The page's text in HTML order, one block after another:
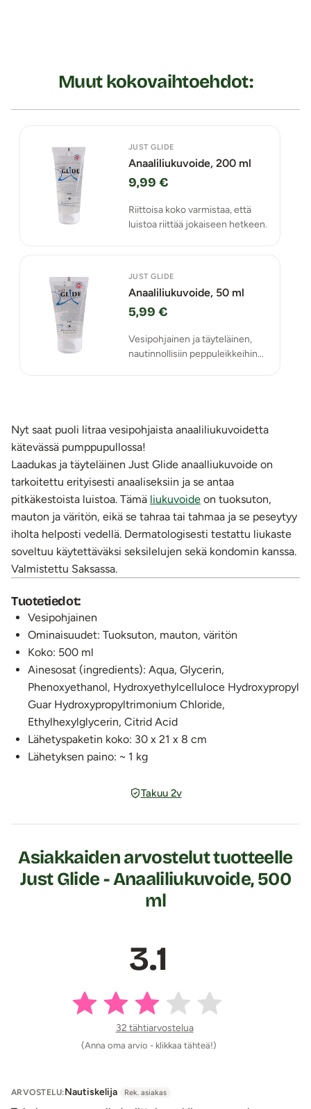
Muut kokovaihtoehdot:
JUST GLIDE
Anaaliliukuvoide, 200 ml
9,99 €
Riittoisa koko varmistaa, että
luistoa riittää jokaiseen hetkeen.
JUST GLIDE
Anaaliliukuvoide, 50 ml
5,99 €
Vesipohjainen ja täyteläinen,
nautinnollisiin peppuleikkeihin
Nyt saat puoli litraa vesipohjaista anaaliliukuvoidetta
kätevässä pumppupullossa!
Laadukas ja täyteläinen Just Glide anaalliukuvoide on
tarkoitettu erityisesti anaaliseksiin ja se antaa
pitkäkestoista luistoa. Tämä liukuvoide on tuoksuton,
mauton ja väritön, eikä se tahraa tai tahmaa ja se peseytyy
iholta helposti vedellä. Dermatologisesti testattu liukaste
soveltuu käytettäväksi seksilelujen sekä kondomin kanssa.
Valmistettu Saksassa.
Tuotetiedot:
Vesipohjainen
Ominaisuudet: Tuoksuton, mauton, väritön
Koko: 500 ml
Ainesosat (ingredients): Aqua, Glycerin,
Phenoxyethanol, Hydroxyethylcelluloce Hydroxypropyl
Guar Hydroxypropyltrimonium Chloride,
Ethylhexylglycerin, Citrid Acid
Lähetyspaketin koko: 30 x 21 x 8 cm
Lähetyksen paino: ~ 1 kg
Takuu 2v
Asiakkaiden arvostelut tuotteelle
Just Glide - Anaaliliukuvoide, 500
ml
3.1
32 tähtiarvostelua
(Anna oma arvio - klikkaa tähteä!)
ARVOSTELU:Nautiskelija Rek. asiakas